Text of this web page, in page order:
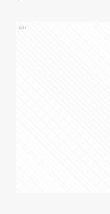
Ads